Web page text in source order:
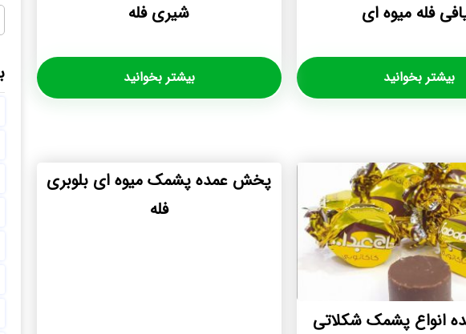
فله میوه ای
بیشتر بخوانید
شیری فله
بیشتر بخوانید
انواع پشمک شکلاتی
پخش عمده پشمک میوه ای بلوبری
فله